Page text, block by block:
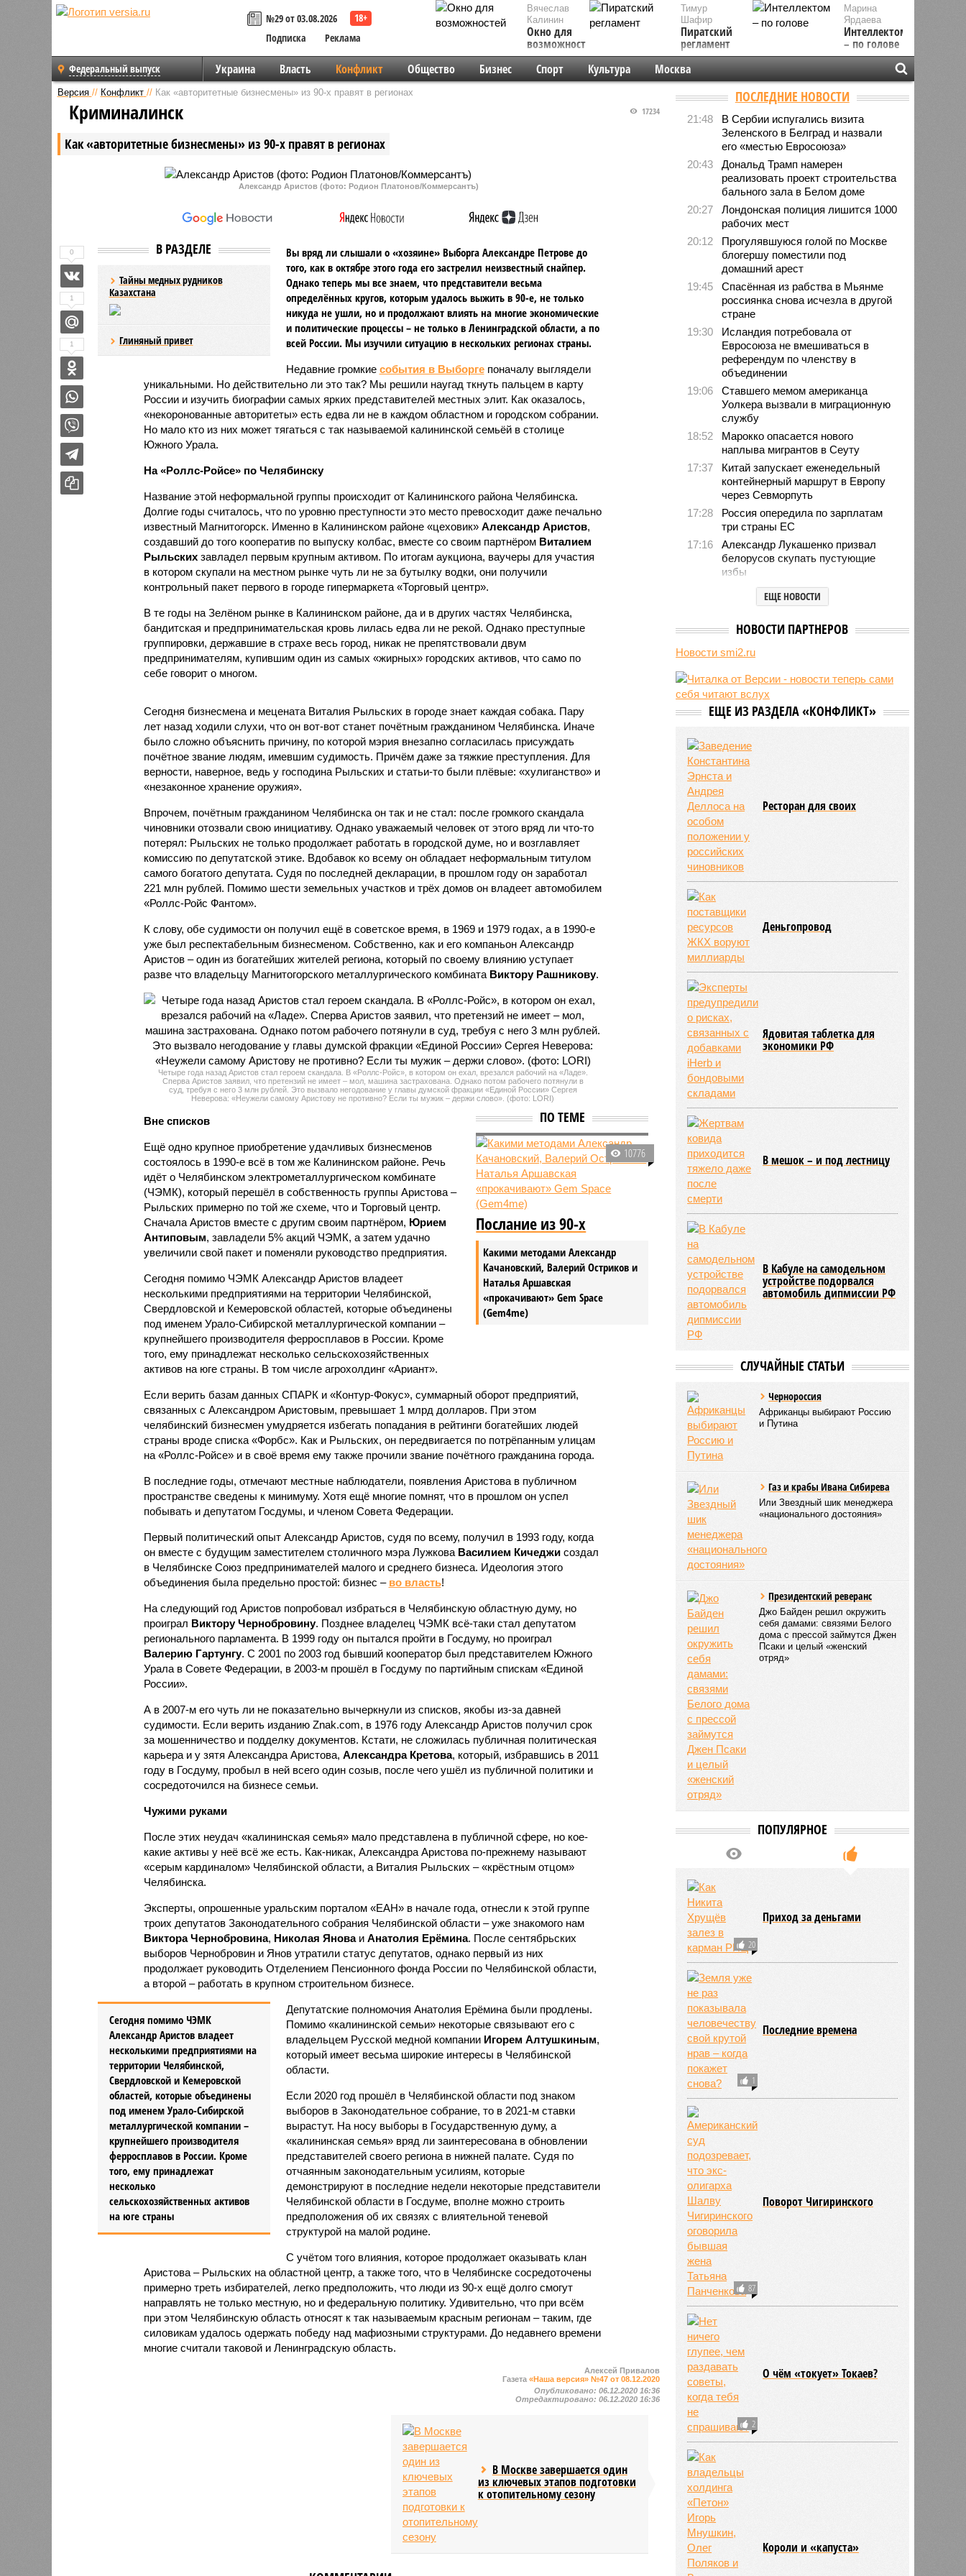
№29 от 03.08.2026
Подписка
Реклама
Вячеслав
Калинин
Окно для
возможностей
Марина
Ярдаева
Интеллектом
– по голове
Тимур
Шафир
Пиратский
регламент
Федеральный выпуск Украина Власть Конфликт Общество Бизнес Спорт Культура Москва
Версия // Конфликт // Как «авторитетные бизнесмены» из 90-х правят в регионах
Как «авторитетные бизнесмены» из 90-х правят в регионах
17234
Криминалинск
Александр Аристов (фото: Родион Платонов/Коммерсантъ)
В РАЗДЕЛЕ
Тайны медных рудников
Казахстана
Глиняный привет
Вы вряд ли слышали о «хозяине» Выборга Александре Петрове до
того, как в октябре этого года его застрелил неизвестный снайпер.
Однако теперь мы все знаем, что представители весьма
определённых кругов, которым удалось выжить в 90-е, не только
никуда не ушли, но и продолжают влиять на многие экономические
и политические процессы – не только в Ленинградской области, а по
всей России. Мы изучили ситуацию в нескольких регионах страны.
Недавние громкие события в Выборгепоначалу выглядели
уникальными. Но действительно ли это так? Мы решили наугад ткнуть пальцем в карту
России и изучить биографии самых ярких представителей местных элит. Как оказалось,
«некоронованные авторитеты» есть едва ли не в каждом областном и городском собрании.
Но мало кто из них может тягаться с так называемой калининской семьёй в столице
Южного Урала.
На «Роллс-Ройсе» по Челябинску
Название этой неформальной группы происходит от Калининского района Челябинска.
Долгие годы считалось, что по уровню преступности это место превосходит даже печально
известный Магнитогорск. Именно в Калининском районе «цеховик» Александр Аристов,
создавший до того кооператив по выпуску колбас, вместе со своим партнёром Виталием
Рыльскихзавладел первым крупным активом. По итогам аукциона, ваучеры для участия
в котором скупали на местном рынке чуть ли не за бутылку водки, они получили
контрольный пакет первого в городе гипермаркета «Торговый центр».
В те годы на Зелёном рынке в Калининском районе, да и в других частях Челябинска,
бандитская и предпринимательская кровь лилась едва ли не рекой. Однако преступные
группировки, державшие в страхе весь город, никак не препятствовали двум
предпринимателям, купившим один из самых «жирных» городских активов, что само по
себе говорит о многом.
Сегодня бизнесмена и мецената Виталия Рыльских в городе знает каждая собака. Пару
лет назад ходили слухи, что он вот-вот станет почётным гражданином Челябинска. Иначе
было сложно объяснить причину, по которой мэрия внезапно согласилась присуждать
почётное звание людям, имевшим судимость. Причём даже за тяжкие преступления. Для
верности, наверное, ведь у господина Рыльских и статьи-то были плёвые: «хулиганство» и
«незаконное хранение оружия».
Впрочем, почётным гражданином Челябинска он так и не стал: после громкого скандала
чиновники отозвали свою инициативу. Однако уважаемый человек от этого вряд ли что-то
потерял: Рыльских не только продолжает работать в городской думе, но и возглавляет
комиссию по депутатской этике. Вдобавок ко всему он обладает неформальным титулом
самого богатого депутата. Судя по последней декларации, в прошлом году он заработал
221 млн рублей. Помимо шести земельных участков и трёх домов он владеет автомобилем
«Роллс-Ройс Фантом».
К слову, обе судимости он получил ещё в советское время, в 1969 и 1979 годах, а в 1990-е
уже был респектабельным бизнесменом. Собственно, как и его компаньон Александр
Аристов – один из богатейших жителей региона, который по своему влиянию уступает
разве что владельцу Магнитогорского металлургического комбината Виктору Рашникову.
Четыре года назад Аристов стал героем скандала. В «Роллс-Ройс», в котором он ехал, врезался рабочий на «Ладе».
Сперва Аристов заявил, что претензий не имеет – мол, машина застрахована. Однако потом рабочего потянули в
суд, требуя с него 3 млн рублей. Это вызвало негодование у главы думской фракции «Единой России» Сергея
Неверова: «Неужели самому Аристову не противно? Если ты мужик – держи слово». (фото: LORI)
ПО ТЕМЕ
10776
Послание из 90-х
Какими методами Александр
Качановский, Валерий Остриков и
Наталья Аршавская
«прокачивают» Gem Space
(Gem4me)
Вне списков
Ещё одно крупное приобретение удачливых бизнесменов
состоялось в 1990-е всё в том же Калининском районе. Речь
идёт о Челябинском электрометаллургическом комбинате
(ЧЭМК), который перешёл в собственность группы Аристова –
Рыльских примерно по той же схеме, что и Торговый центр.
Сначала Аристов вместе с другим своим партнёром, Юрием
Антиповым, завладели 5% акций ЧЭМК, а затем удачно
увеличили свой пакет и поменяли руководство предприятия.
Сегодня помимо ЧЭМК Александр Аристов владеет
несколькими предприятиями на территории Челябинской,
Свердловской и Кемеровской областей, которые объединены
под именем Урало-Сибирской металлургической компании –
крупнейшего производителя ферросплавов в России. Кроме
того, ему принадлежат несколько сельскохозяйственных
активов на юге страны. В том числе агрохолдинг «Ариант».
Если верить базам данных СПАРК и «Контур-Фокус», суммарный оборот предприятий,
связанных с Александром Аристовым, превышает 1 млрд долларов. При этом
челябинский бизнесмен умудряется избегать попадания в рейтинги богатейших людей
страны вроде списка «Форбс». Как и Рыльских, он передвигается по потрёпанным улицам
на «Роллс-Ройсе» и в своё время ему также прочили звание почётного гражданина города.
В последние годы, отмечают местные наблюдатели, появления Аристова в публичном
пространстве сведены к минимуму. Хотя ещё многие помнят, что в прошлом он успел
побывать и депутатом Госдумы, и членом Совета Федерации.
Первый политический опыт Александр Аристов, судя по всему, получил в 1993 году, когда
он вместе с будущим заместителем столичного мэра Лужкова Василием Кичеджисоздал
в Челябинске Союз предпринимателей малого и среднего бизнеса. Идеология этого
объединения была предельно простой: бизнес – во власть!
На следующий год Аристов попробовал избраться в Челябинскую областную думу, но
проиграл Виктору Чернобровину. Позднее владелец ЧЭМК всё-таки стал депутатом
регионального парламента. В 1999 году он пытался пройти в Госдуму, но проиграл
Валерию Гартунгу. С 2001 по 2003 год бывший кооператор был представителем Южного
Урала в Совете Федерации, в 2003-м прошёл в Госдуму по партийным спискам «Единой
России».
А в 2007-м его чуть ли не показательно вычеркнули из списков, якобы из-за давней
судимости. Если верить изданию Znak.com, в 1976 году Александр Аристов получил срок
за мошенничество и подделку документов. Кстати, не сложилась публичная политическая
карьера и у зятя Александра Аристова, Александра Кретова, который, избравшись в 2011
году в Госдуму, пробыл в ней всего один созыв, после чего ушёл из публичной политики и
сосредоточился на бизнесе семьи.
Чужими руками
После этих неудач «калининская семья» мало представлена в публичной сфере, но кое-
какие активы у неё всё же есть. Как-никак, Александра Аристова по-прежнему называют
«серым кардиналом» Челябинской области, а Виталия Рыльских – «крёстным отцом»
Челябинска.
Эксперты, опрошенные уральским порталом «ЕАН» в начале года, отнесли к этой группе
троих депутатов Законодательного собрания Челябинской области – уже знакомого нам
Виктора Чернобровина, Николая Яноваи Анатолия Ерёмина. После сентябрьских
выборов Чернобровин и Янов утратили статус депутатов, однако первый из них
продолжает руководить Отделением Пенсионного фонда России по Челябинской области,
а второй – работать в крупном строительном бизнесе.
Сегодня помимо ЧЭМК
Александр Аристов владеет
несколькими предприятиями на
территории Челябинской,
Свердловской и Кемеровской
областей, которые объединены
под именем Урало-Сибирской
металлургической компании –
крупнейшего производителя
ферросплавов в России. Кроме
того, ему принадлежат
несколько
сельскохозяйственных активов
на юге страны
Депутатские полномочия Анатолия Ерёмина были продлены.
Помимо «калининской семьи» некоторые связывают его с
владельцем Русской медной компании Игорем Алтушкиным,
который имеет весьма широкие интересы в Челябинской
области.
Если 2020 год прошёл в Челябинской области под знаком
выборов в Законодательное собрание, то в 2021-м ставки
вырастут. На носу выборы в Государственную думу, а
«калининская семья» вряд ли заинтересована в обновлении
представителей своего региона в нижней палате. Судя по
отчаянным законодательным усилиям, которые
демонстрируют в последние недели некоторые представители
Челябинской области в Госдуме, вполне можно строить
предположения об их связях с влиятельной теневой
структурой на малой родине.
С учётом того влияния, которое продолжает оказывать клан
Аристова – Рыльских на областной центр, а также того, что в Челябинске сосредоточены
примерно треть избирателей, легко предположить, что люди из 90-х ещё долго смогут
направлять не только местную, но и федеральную политику. Удивительно, что при всём
при этом Челябинскую область относят к так называемым красным регионам – таким, где
силовикам удалось одержать победу над мафиозными структурами. До недавнего времени
многие считали таковой и Ленинградскую область.
0
1
1
Алексей Привалов
Газета«Наша версия» №47 от 08.12.2020
Опубликовано:06.12.2020 16:36
Отредактировано:06.12.2020 16:36
В Москве завершается один
из ключевых этапов подготовки
к отопительному сезону
ПОСЛЕДНИЕ НОВОСТИ
21:48
В Сербии испугались визита
Зеленского в Белград и назвали
его «местью Евросоюза»
20:43
Дональд Трамп намерен
реализовать проект строительства
бального зала в Белом доме
20:27
Лондонская полиция лишится 1000
рабочих мест
20:12
Прогулявшуюся голой по Москве
блогершу поместили под
домашний арест
19:45
Спасённая из рабства в Мьянме
россиянка снова исчезла в другой
стране
19:30
Исландия потребовала от
Евросоюза не вмешиваться в
референдум по членству в
объединении
19:06
Ставшего мемом американца
Уолкера вызвали в миграционную
службу
18:52
Марокко опасается нового
наплыва мигрантов в Сеуту
17:37
Китай запускает еженедельный
контейнерный маршрут в Европу
через Севморпуть
17:28
Россия опередила по зарплатам
три страны ЕС
17:16
Александр Лукашенко призвал
белорусов скупать пустующие
избы
Девушка объяснила убийство
трёхмесячного сына
увеличение пенсий детям,
потерявшим родителей
приграничные болота против
России
13:15
С сентября изменятся правила
ЕЩЕ НОВОСТИ
НОВОСТИ ПАРТНЕРОВ
Новости smi2.ru
ЕЩЕ ИЗ РАЗДЕЛА «КОНФЛИКТ»
Ресторан для своих
Деньгопровод
Ядовитая таблетка для
экономики РФ
В мешок – и под лестницу
В Кабуле на самодельном
устройстве подорвался
автомобиль дипмиссии РФ
СЛУЧАЙНЫЕ СТАТЬИ
Чернороссия
Африканцы выбирают Россию
и Путина
Газ и крабы Ивана Сибирева
Или Звездный шик менеджера
«национального достояния»
Президентский реверанс
Джо Байден решил окружить
себя дамами: связями Белого
дома с прессой займутся Джен
Псаки и целый «женский
отряд»
ПОПУЛЯРНОЕ
20
Приход за деньгами
1
Последние времена
87
Поворот Чигиринского
2
О чём «токует» Токаев?
Kороли и «капуста»